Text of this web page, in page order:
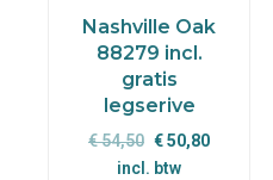
Nashville Oak
88279 incl.
gratis
legserive
€54,50 Oorspronkelijke
prijs
€50,80Huidige
incl. btw